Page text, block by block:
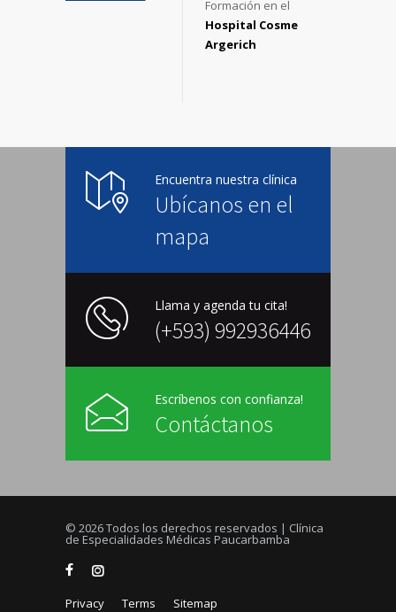
Formación en el
Hospital Cosme
Argerich
Encuentra nuestra clínica
Ubícanos en el
mapa
Llama y agenda tu cita!
(+593) 992936446
Escríbenos con confianza!
Contáctanos
© 2026 Todos los derechos reservados | Clínica
de Especialidades Médicas Paucarbamba
Privacy Terms Sitemap